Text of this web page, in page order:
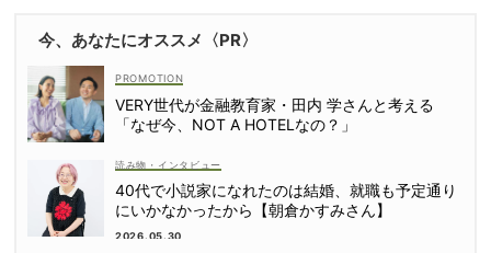
今、あなたにオススメ〈PR〉
VERY世代が金融教育家・田内 学さんと考える
「なぜ今、NOT A HOTELなの？」
読み物・インタビュー
40代で小説家になれたのは結婚、就職も予定通り
にいかなかったから【朝倉かすみさん】
2026.05.30